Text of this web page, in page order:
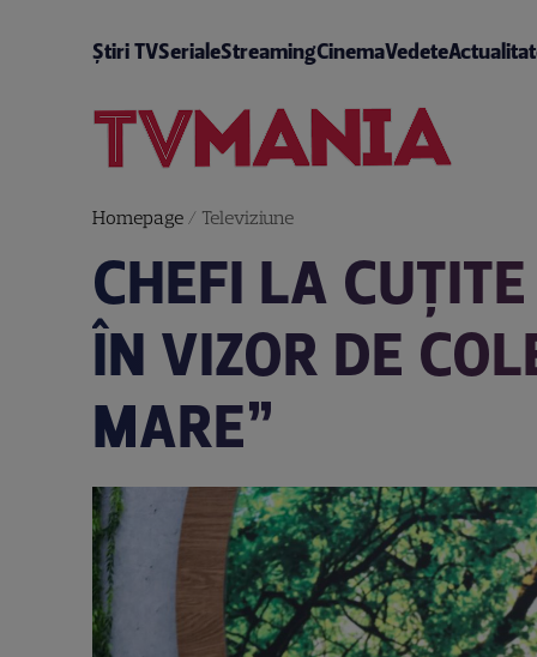
Știri TVSerialeStreamingCinemaVedete
Homepage/ Televiziune
CHEFI LA
ÎN VIZOR DE
MARE”